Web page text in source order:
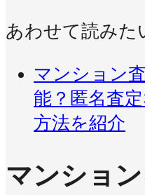
あわせて読みた
マンション
能？匿名査
方法を紹介
マンショ